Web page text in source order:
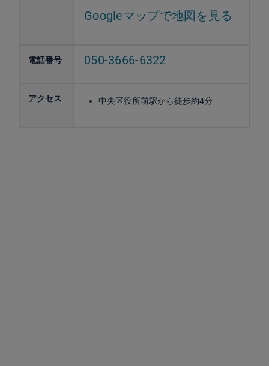
Googleマップで地図を見る
電話番号 050-3666-6322
アクセス 中央区役所前駅から徒歩約4分